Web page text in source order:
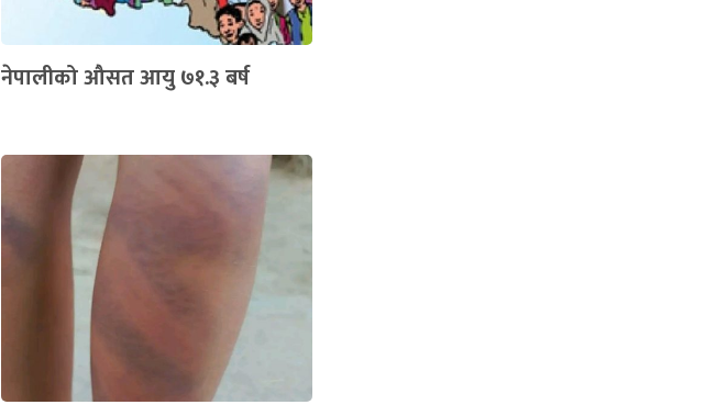
नेपालीको औसत आयु ७१.३ बर्ष